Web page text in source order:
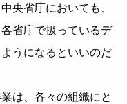
央省庁においても、
省庁で扱っているデ
うになるといいのだ
は、各々の組織にと